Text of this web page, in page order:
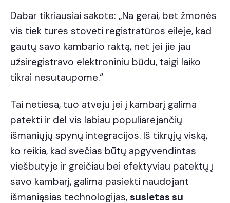
Dabar tikriausiai sakote: „Na gerai, bet žmonės
vis tiek turės stovėti registratūros eilėje, kad
gautų savo kambario raktą, net jei jie jau
užsiregistravo elektroniniu būdu, taigi laiko
tikrai nesutaupome.“
Tai netiesa, tuo atveju jei į kambarį galima
patekti ir dėl vis labiau populiarėjančių
išmaniųjų spynų integracijos. Iš tikrųjų viską,
ko reikia, kad svečias būtų apgyvendintas
viešbutyje ir greičiau bei efektyviau patektų į
savo kambarį, galima pasiekti naudojant
išmaniąsias technologijas, susietas su